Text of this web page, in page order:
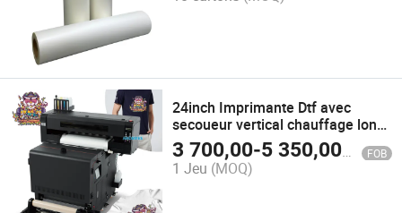
24inch Imprimante Dtf avec
secoueur vertical chauffage long
tunnel XP600/I3200 Tête
d'impression prix d'usine à faible
coût encre Dtf
3 700,00-5 350,00$US
FOB
1 Jeu (MOQ)